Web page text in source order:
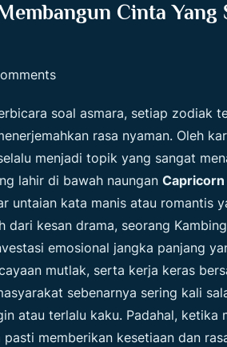
Cinta Yang
soal asmara, setiap zodiak
rasa nyaman. Oleh
menjadi topik yang sangat
lahir di bawah naungan
untaian kata manis atau romantis
dari kesan drama, seorang
emosional jangka panjang
mutlak, serta kerja keras
sebenarnya sering kali
atau terlalu kaku. Padahal, ketika
memberikan kesetiaan dan